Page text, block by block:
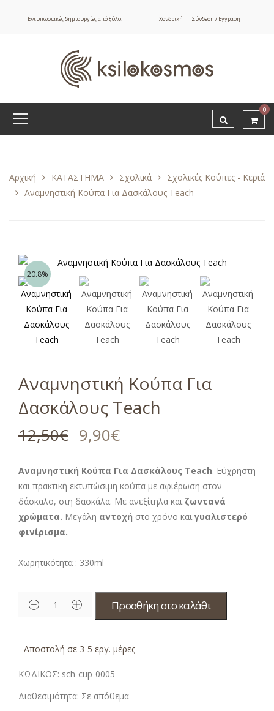
Εντυπωσιακές δημιουργίες από ξύλο! Χονδρική Σύνδεση / Εγγραφή
0
Αρχική ΚΑΤΑΣΤΗΜΑ Σχολικά
Σχολικές Κούπες - Κεριά
Αναμνηστική Κούπα Για Δασκάλους Teach
20.8%
Αναμνηστική Κούπα Για
Δασκάλους Teach
12,50€ 9,90€
Αναμνηστική Κούπα Για Δασκάλους Teach. Εύχρηστη
και πρακτική εκτυπώσιμη κούπα με αφιέρωση στον
δάσκαλο, στη δασκάλα. Με ανεξίτηλα και ζωντανά
χρώματα. Μεγάλη αντοχή στο χρόνο και γυαλιστερό
φινίρισμα.
Χωρητικότητα : 330ml
Προσθήκη στο καλάθι
- Αποστολή σε 3-5 εργ. μέρες
ΚΩΔΙΚΟΣ: sch-cup-0005
Διαθεσιμότητα: Σε απόθεμα